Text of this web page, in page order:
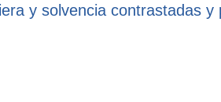
y solvencia contrastadas